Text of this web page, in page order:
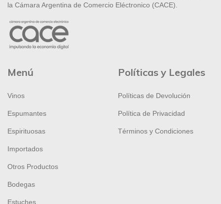
la Cámara Argentina de Comercio Eléctronico (CACE).
Menú
Vinos
Espumantes
Espirituosas
Importados
Otros Productos
Bodegas
Estuches
Políticas y Legales
Políticas de Devolución
Política de Privacidad
Términos y Condiciones